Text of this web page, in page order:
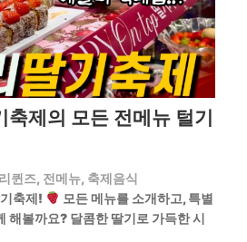
축제의 모든 전메뉴 털기
퀸즈, 전메뉴, 축제음식
축제!
모든 메뉴를 소개하고, 특별
해볼까요? 달콤한 딸기로 가득한 시